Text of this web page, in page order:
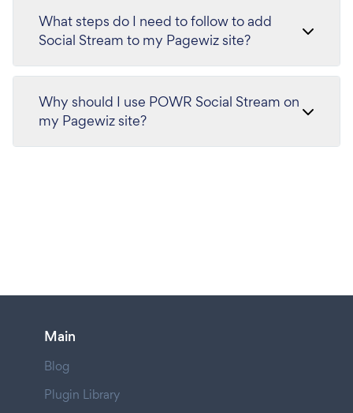
What steps do I need to follow to add
Social Stream to my Pagewiz site?
Why should I use POWR Social Stream on
my Pagewiz site?
Main
Blog
Plugin Library